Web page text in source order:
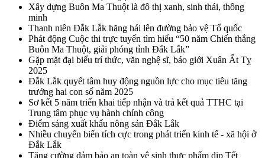
Xây dựng Buôn Ma Thuột là đô thị xanh, sinh thái, thông
minh
Thanh niên Đắk Lắk hăng hái lên đường bảo vệ Tổ quốc
Phát động Cuộc thi trực tuyến tìm hiểu “50 năm Chiến thắng
Buôn Ma Thuột, giải phóng tỉnh Đắk Lắk”
Gặp mặt đại biểu trí thức, văn nghệ sĩ, báo giới Xuân Ất Tỵ
2025
Đắk Lắk quyết tâm huy động nguồn lực cho mục tiêu tăng
trưởng hai con số năm 2025
Sơ kết 5 năm triển khai tiếp nhận và trả kết quả TTHC tại
Trung tâm phục vụ hành chính công
Điểm sáng xuất khẩu nông sản Đắk Lắk
Nhiều chuyển biến tích cực trong phát triển kinh tế - xã hội ở
Đắk Lắk
Tăng cường đảm bảo an toàn vệ sinh thực phẩm dịp Tết